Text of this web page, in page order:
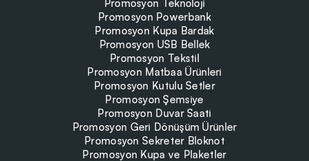
Promosyon Teknoloji
Promosyon Powerbank
Promosyon Kupa Bardak
Promosyon USB Bellek
Promosyon Tekstil
Promosyon Matbaa Ürünleri
Promosyon Kutulu Setler
Promosyon Şemsiye
Promosyon Duvar Saati
Promosyon Geri Dönüşüm Ürünler
Promosyon Sekreter Bloknot
Promosyon Kupa ve Plaketler